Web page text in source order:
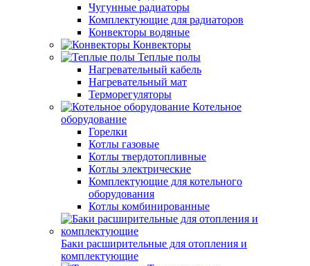
Чугунные радиаторы
Комплектующие для радиаторов
Конвекторы водяные
Конвекторы
Теплые полы
Нагревательный кабель
Нагревательный мат
Терморегуляторы
Котельное
оборудование
Горелки
Котлы газовые
Котлы твердотопливные
Котлы электрические
Комплектующие для котельного
оборудования
Котлы комбинированные
Баки расширительные для отопления и
комплектующие